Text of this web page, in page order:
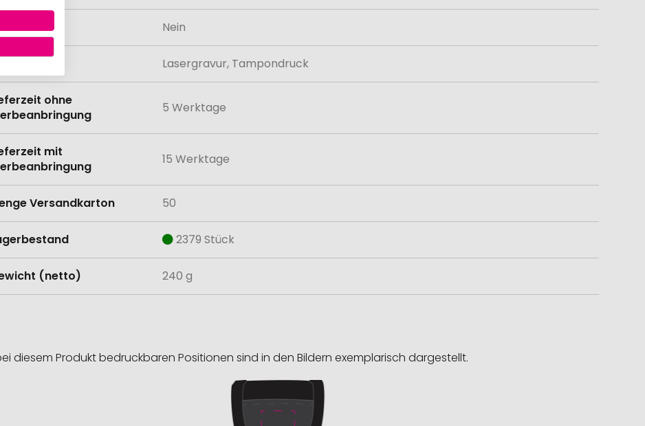
Produkt Nein
Lasergravur, Tampondruck
ohne
5 Werktage
mit
15 Werktage
Versandkarton 50
2379 Stück
(netto) 240 g
diesem Produkt bedruckbaren Positionen sind in den Bildern exemplarisch dargestellt.